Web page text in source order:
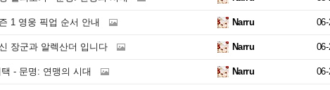
1 영웅 픽업 순서 안내 Narru
장군과 알렉산더 입니다 Narru
- 문명: 연맹의 시대 Narru